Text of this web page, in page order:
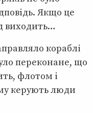
Якщо це
виходить…
кораблі
переконане, що
флотом і
керують люди